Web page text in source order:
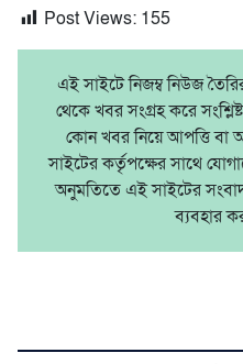
Post Views: 155
এই সাইটে নিজম্ব নিউজ
থেকে খবর সংগ্রহ করে
কোন খবর নিয়ে আপত্তি বা
সাইটের কর্তৃপক্ষের সাথে
অনুমতিতে এই সাইটের
ব্যবহার